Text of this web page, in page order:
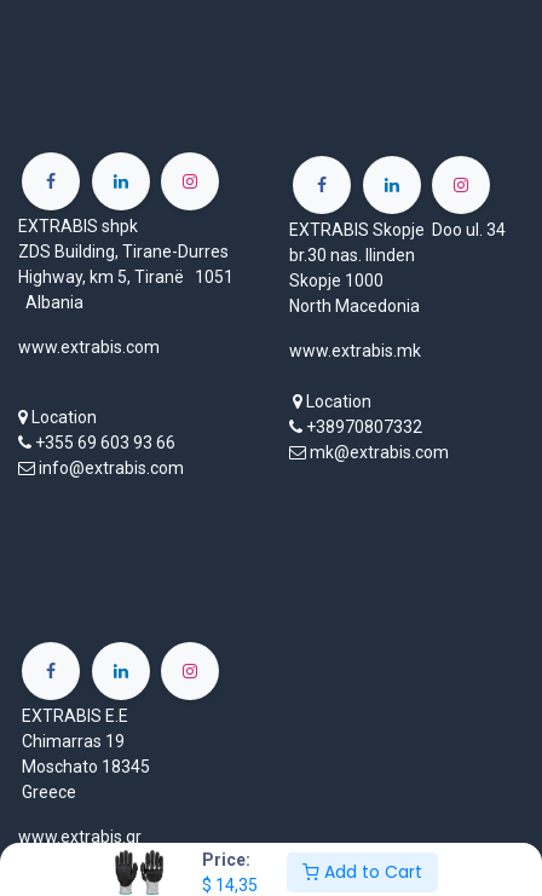
Price:
$ 14,35
Add to Cart
EXTRABIS shpk
ZDS Building, Tirane-Durres
Highway, km 5, Tiranë 1051
Albania
www.extrabis.com
Location
+355 69 603 93 66
info@extrabis.com
EXTRABIS Skopje Doo ul. 34
br.30 nas. Ilinden
Skopje 1000
North Macedonia
www.extrabis.mk
Location
+38970807332
mk@extrabis.com
EXTRABIS E.E
Chimarras 19
Moschato 18345
Greece
www.extrabis.gr